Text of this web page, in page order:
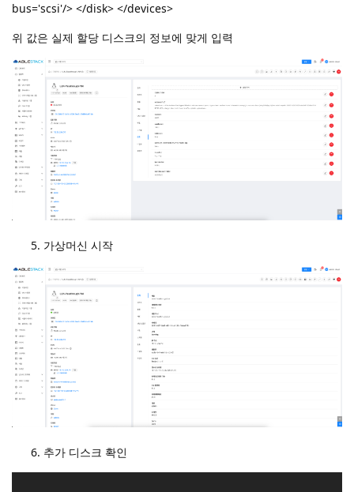
bus='scsi'/> </disk> </devices>
위 값은 실제 할당 디스크의 정보에 맞게 입력
가상머신 시작
추가 디스크 확인